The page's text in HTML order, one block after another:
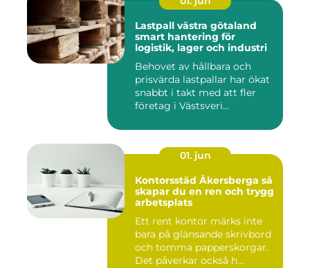
Lastpall västra götaland
smart hantering för
logistik, lager och industri
Behovet av hållbara och
prisvärda lastpallar har ökat
snabbt i takt med att fler
företag i Västsveri...
01. jun
Kontorsstäd Åkersberga så
skapar du en ren och trygg
arbetsplats
Ett rent kontor märks inte
bara på glänsande skrivbord
och tomma papperskorgar.
Det påverkar också h...